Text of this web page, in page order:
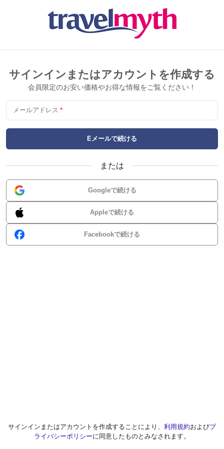
サインインまたはアカウントを作成する
会員限定のお安い価格やお得な情報をご覧ください！
メールアドレス *
Eメールで続ける
または
Googleで続ける
Appleで続ける
Facebookで続ける
サインインまたはアカウントを作成することにより、 利用規約およびプ
ライバシーポリシーに同意したものとみなされます。